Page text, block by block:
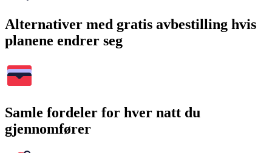
Alternativer med gratis avbestilling hvis
planene endrer seg
Samle fordeler for hver natt du
gjennomfører